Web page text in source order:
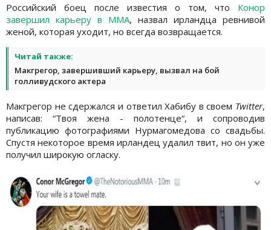
Российский боец после известия о том, что Конор
завершил карьеру в MMA, назвал ирландца ревнивой
женой, которая уходит, но всегда возвращается.
Читай также:
Макгрегор, завершивший карьеру, вызвал на бой
голливудского актера
Макгрегор не сдержался и ответил Хабибу в своем Twitter,
написав: “Твоя жена - полотенце“, и сопроводив
публикацию фотографиями Нурмагомедова со свадьбы.
Спустя некоторое время ирландец удалил твит, но он уже
получил широкую огласку.